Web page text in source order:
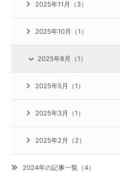
2025年11月（3）
2025年10月（1）
2025年8月（1）
2025年5月（1）
2025年3月（1）
2025年2月（2）
2024年の記事一覧（4）